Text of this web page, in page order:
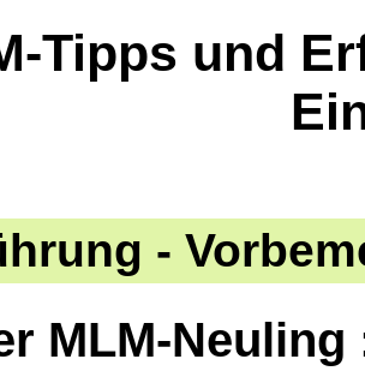
Tipps und
-
MLM-Neuling